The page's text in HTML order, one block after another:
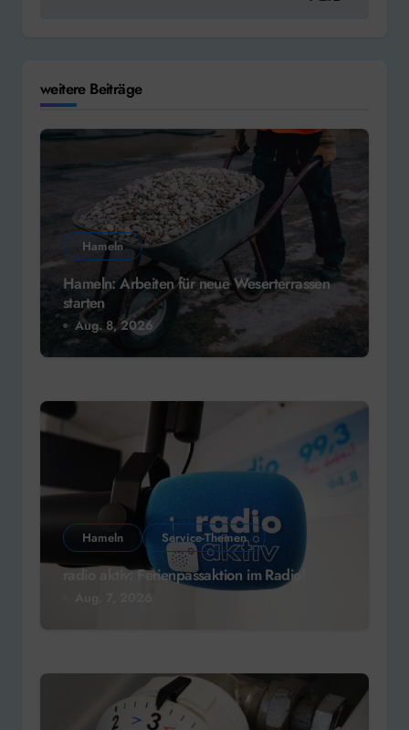
weitere Beiträge
Hameln
Hameln: Arbeiten für neue Weserterrassen
starten
Aug. 8, 2026
Hameln Service-Themen
radio aktiv: Ferienpassaktion im Radio!